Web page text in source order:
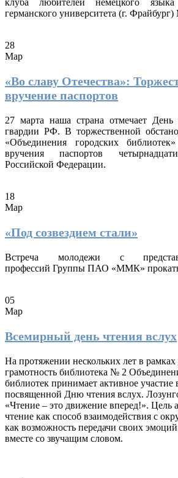
германского университета (г.
28
Мар
«Во славу Отечества»:
вручение паспортов
27 марта наша страна отмечает День
гвардии РФ. В торжественной
«Объединения городских
вручения паспортов
Российской Федерации.
18
Мар
«Под созвездием стали»
Встреча молодежи с
профессий Группы ПАО «ММК»
05
Мар
Всемирный день чтения вслух
На протяжении нескольких лет в рамках
грамотность библиотека № 2
библиотек принимает активное
посвященной Дню чтения вслух.
«Чтение – это движение вперед!». Цель
чтение как способ взаимодействия с
как возможность передачи своих
вместе со звучащим словом.